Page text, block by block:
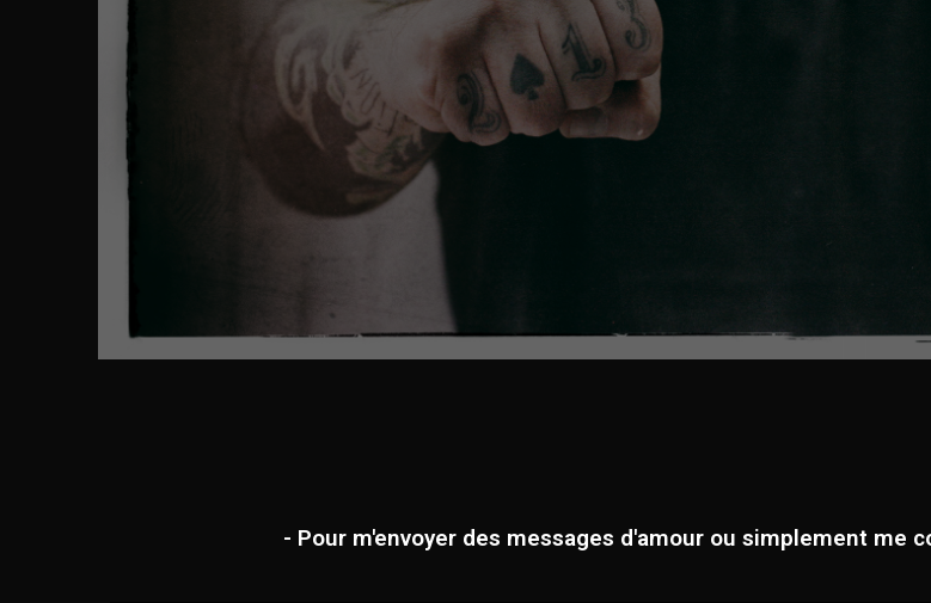
- Pour m'envoyer des messages d'amour ou simplement me